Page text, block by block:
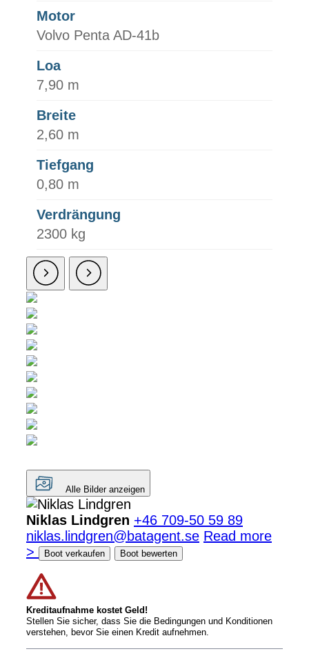
Motor
Volvo Penta AD-41b
Loa
7,90 m
Breite
2,60 m
Tiefgang
0,80 m
Verdrängung
2300 kg
Alle Bilder anzeigen
Niklas Lindgren +46 709-50 59 89
niklas.lindgren@batagent.se Read more
>
Boot verkaufen Boot bewerten
Kreditaufnahme kostet Geld!
Stellen Sie sicher, dass Sie die Bedingungen und Konditionen
verstehen, bevor Sie einen Kredit aufnehmen.